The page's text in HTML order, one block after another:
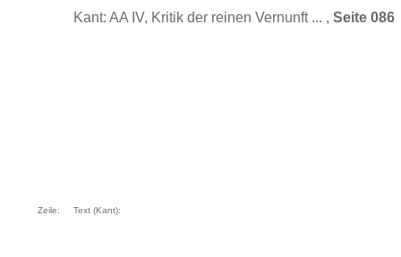
Kant: AA IV, Kritik der reinen Vernunft ... , Seite 086
Zeile: Text (Kant):